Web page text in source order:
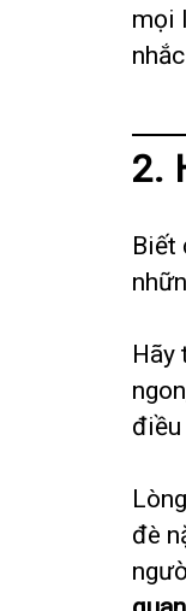
mọi
2.
Biết
Hãy
điều
đè